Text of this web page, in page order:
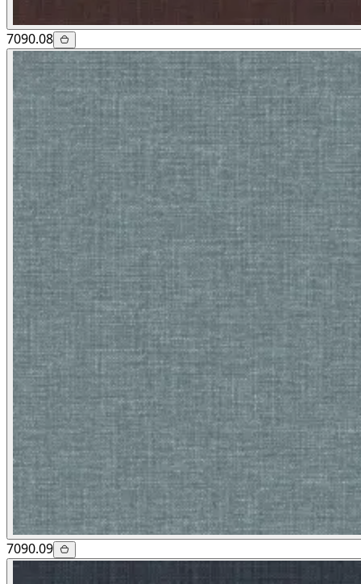
7090.08
7090.09